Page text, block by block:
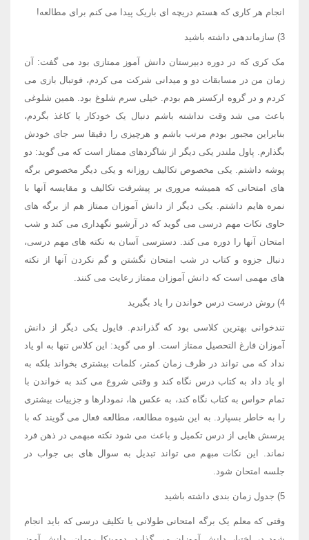
انجام هر کاری که هستم دریچه ای باریک پیدا می کنم برای مطالعه!
3) سازماندهی داشته باشید
مک کری که در دوره دبیرستان دانش آموز ممتازی بود می گفت: آن
زمان من در مسابقات دو و میدانی شرکت می کردم، فوتبال بازی می
کردم و در گروه ارکستر هم بودم. خیلی سرم شلوغ بود. همین شلوغی
باعث می شد وقت نداشته باشم دنبال یک خودکار یا کاغذ بگردم،
بنابراین مجبور بودم مرتب باشم و هرچیزی را دقیقا سر جای خودش
بگذارم. پاول ملندر یکی دیگر از شاگردهای ممتاز است که می گوید: دو
پوشه داشتم. یکی مخصوص تکالیف روزانه و یکی دیگر مخصوص برگه
های امتحانی که همیشه مروری بر پیشرفت تکالیف و مقایسه آنها با
نمره هایم داشتم. یکی دیگر از دانش آموزان ممتاز هم از برگه های
حاوی نکات مهم درسی می گوید که در آرشیو نگهداری می کند و شب
امتحان آنها را دوره می کند. دسترسی آسان به نکته های مهم درسی،
دنبال جزوه و کتاب در شب امتحان نگشتن و گم نکردن آنها از نکته
های مهمی است که دانش آموزان ممتاز رعایت می کنند.
4) روش درست درس خواندن را یاد بگیرید
تندخوانی بهترین کلاسی بود که گذراندم. فایول یکی دیگر از دانش
آموزان فارغ التحصیل ممتاز است. او می گوید: این کلاس تنها به او یاد
نداد که می تواند در ظرف زمان کمتر، کلمات بیشتری بخواند بلکه به
او یاد داد به کتاب درس نگاه کند و وقتی شروع می کند به خواندن با
تمام حواس به کتاب نگاه کند، به عکس ها، نمودارها و جزییات بیشتری
را به خاطر بسپارد. به این شیوه مطالعه، مطالعه فعال می گویند که با
پرسش هایی از درس تکمیل و باعث می شود نکته مبهمی در ذهن فرد
نماند. این نکات مبهم می تواند تبدیل به سوال های بی جواب در
جلسه امتحان شود.
5) جدول زمان بندی داشته باشید
وقتی که معلم یک برگه امتحانی طولانی یا تکلیف درسی که باید انجام